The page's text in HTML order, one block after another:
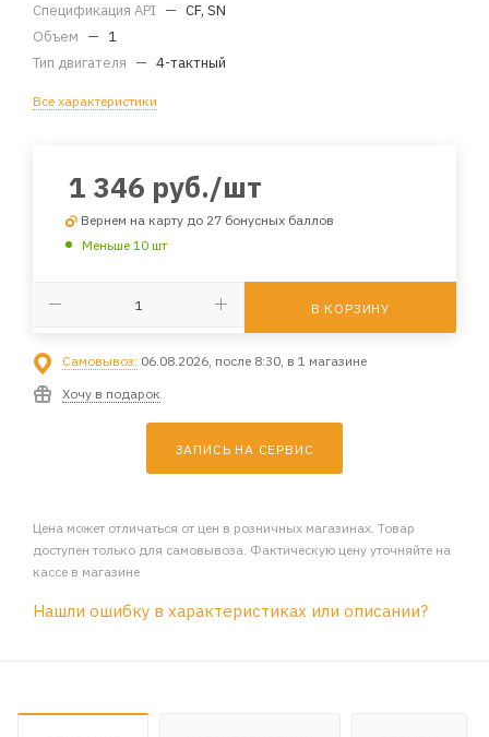
Спецификация API — CF, SN
Объем — 1
Тип двигателя — 4-тактный
Все характеристики
1 346 руб./шт
Вернем на карту до 27 бонусных баллов
Меньше 10 шт
В КОРЗИНУ
Самовывоз: 06.08.2026, после 8:30, в 1 магазине
Хочу в подарок
ЗАПИСЬ НА СЕРВИС
Цена может отличаться от цен в розничных магазинах. Товар
доступен только для самовывоза. Фактическую цену уточняйте на
кассе в магазине
Нашли ошибку в характеристиках или описании?